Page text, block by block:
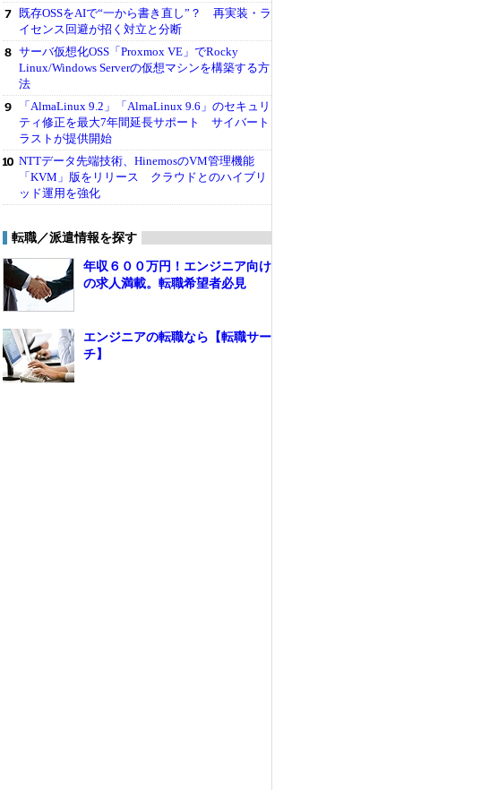
既存OSSをAIで“一から書き直し”？ 再実装・ラ
イセンス回避が招く対立と分断
サーバ仮想化OSS「Proxmox VE」でRocky
Linux/Windows Serverの仮想マシンを構築する方
法
「AlmaLinux 9.2」「AlmaLinux 9.6」のセキュリ
ティ修正を最大7年間延長サポート サイバート
ラストが提供開始
NTTデータ先端技術、HinemosのVM管理機能
「KVM」版をリリース クラウドとのハイブリ
ッド運用を強化
転職／派遣情報を探す
年収６００万円！エンジニア向け
の求人満載。転職希望者必見
エンジニアの転職なら【転職サー
チ】